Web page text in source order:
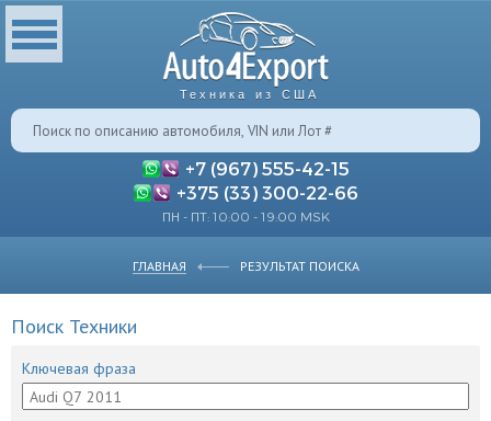
Техника из США
+7 (967) 555-42-15
+375 (33) 300-22-66
ПН - ПТ: 10:00 - 19:00 MSK
ГЛАВНАЯ РЕЗУЛЬТАТ ПОИСКА
Поиск Техники
Ключевая фраза